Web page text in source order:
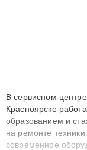
В сервисном
Красноярске
образованием и
на ремонте
современное